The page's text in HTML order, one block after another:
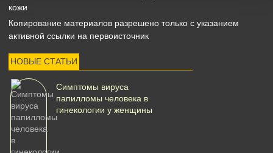
кожи
Копирование материалов разрешено только с указанием
активной ссылки на первоисточник
НОВЫЕ СТАТЬИ
Симптомы вируса
папилломы человека в
гинекологии у женщины